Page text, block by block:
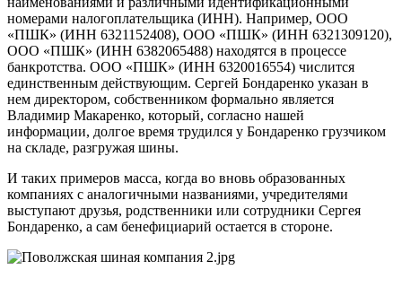
номерами налогоплательщика (ИНН). Например, ООО
«ПШК» (ИНН 6321152408), ООО «ПШК» (ИНН 6321309120),
ООО «ПШК» (ИНН 6382065488) находятся в процессе
банкротства. ООО «ПШК» (ИНН 6320016554) числится
единственным действующим. Сергей Бондаренко указан в
нем директором, собственником формально является
Владимир Макаренко, который, согласно нашей
информации, долгое время трудился у Бондаренко грузчиком
на складе, разгружая шины.
И таких примеров масса, когда во вновь образованных
компаниях с аналогичными названиями, учредителями
выступают друзья, родственники или сотрудники Сергея
Бондаренко, а сам бенефициарий остается в стороне.